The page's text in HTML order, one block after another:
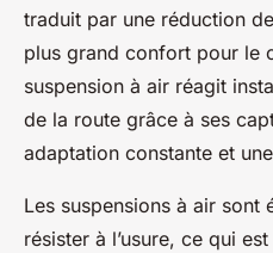
traduit par une réduction
plus grand confort pour le
suspension à air réagit
de la route grâce à ses
adaptation constante et
Les suspensions à air sont
résister à l’usure, ce qui